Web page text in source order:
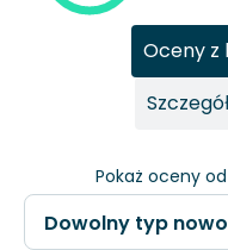
Pokaż oceny
Oceny z